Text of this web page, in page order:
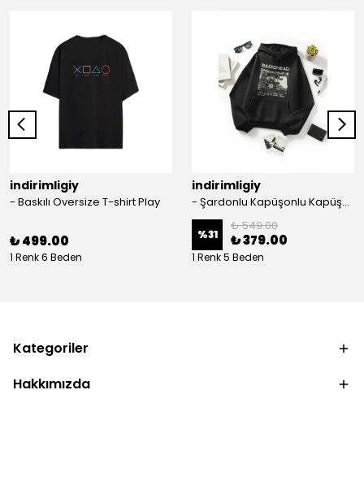
indirimligiy
- Baskılı Oversize T-shirt Play
₺ 499.00
1 Renk 6 Beden
indirimligiy
- Şardonlu Kapüşonlu Kapüşonlu Kanguru Cep Oversize Lastik Paça Sweatshirt Takimi
%31
₺ 549.00
₺ 379.00
1 Renk 5 Beden
Kategoriler
Hakkımızda